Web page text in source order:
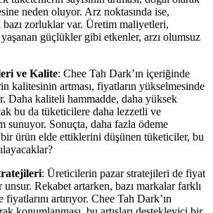
neden oluyor. Arz noktasında ise,
bazı zorluklar var. Üretim maliyetleri,
güçlükler gibi etkenler, arzı olumsuz
ve Kalite: Chee Tah Dark’ın içeriğinde
kalitesinin artması, fiyatların yükselmesinde
Daha kaliteli hammadde, daha yüksek
bu da tüketicilere daha lezzetli ve
sunuyor. Sonuçta, daha fazla ödeme
ürün elde ettiklerini düşünen tüketiciler, bu
: Üreticilerin pazar stratejileri de fiyat
unsur. Rekabet artarken, bazı markalar farklı
artırıyor. Chee Tah Dark’ın